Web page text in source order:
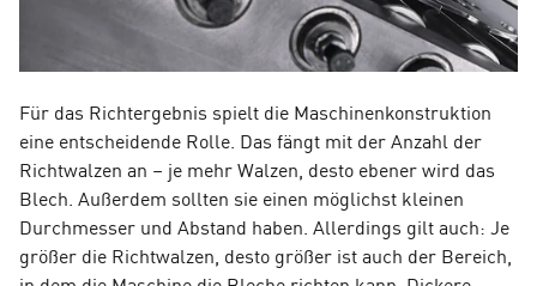
Für das Richtergebnis spielt die Maschinenkonstruktion
eine entscheidende Rolle. Das fängt mit der Anzahl der
Richtwalzen an – je mehr Walzen, desto ebener wird das
Blech. Außerdem sollten sie einen möglichst kleinen
Durchmesser und Abstand haben. Allerdings gilt auch: Je
größer die Richtwalzen, desto größer ist auch der Bereich,